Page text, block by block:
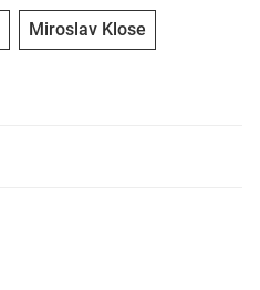
Miroslav Klose